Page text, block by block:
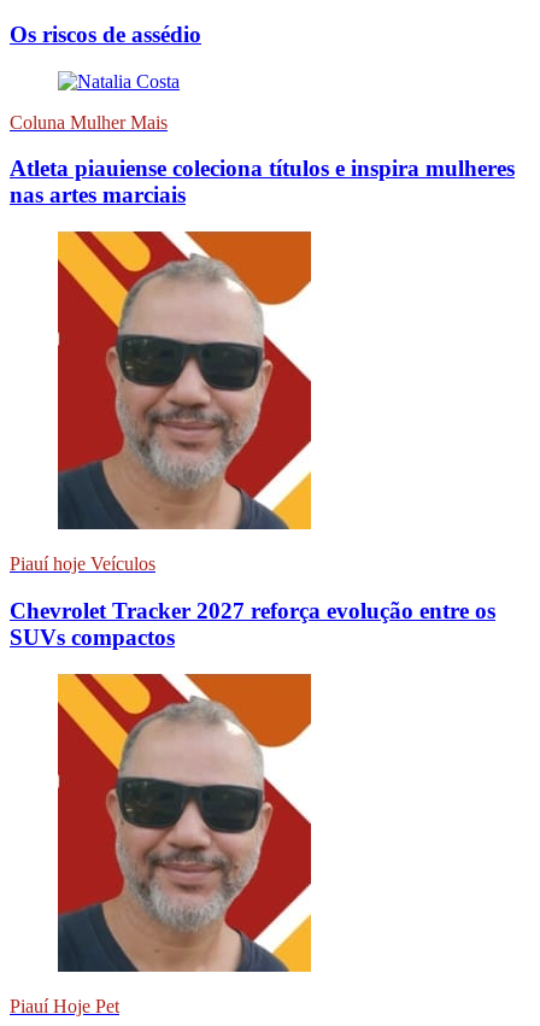
Os riscos de assédio
Coluna Mulher Mais
Atleta piauiense coleciona títulos e inspira mulheres
nas artes marciais
Piauí hoje Veículos
Chevrolet Tracker 2027 reforça evolução entre os
SUVs compactos
Piauí Hoje Pet